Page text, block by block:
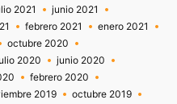
2021
junio 2021
febrero 2021
enero 2021
octubre 2020
2020
junio 2020
febrero 2020
2019
octubre 2019